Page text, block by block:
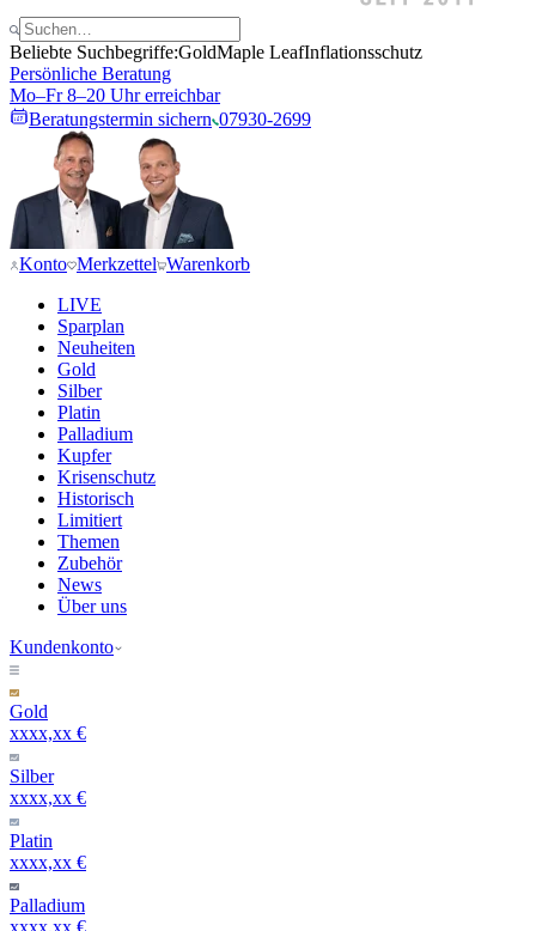
Beliebte Suchbegriffe:GoldMaple LeafInflationsschutz
Persönliche Beratung
Mo–Fr 8–20 Uhr erreichbar
Beratungstermin sichern 07930-2699
Konto Merkzettel Warenkorb
LIVE
Sparplan
Neuheiten
Gold
Silber
Platin
Palladium
Kupfer
Krisenschutz
Historisch
Limitiert
Themen
Zubehör
News
Über uns
Kundenkonto
Gold
xxxx,xx €
Silber
xxxx,xx €
Platin
xxxx,xx €
Palladium